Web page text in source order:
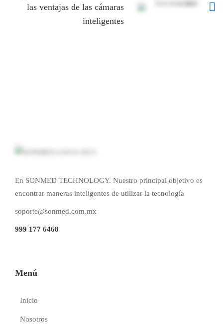
las ventajas de las cámaras
inteligentes
En SONMED TECHNOLOGY. Nuestro principal objetivo es
encontrar maneras inteligentes de utilizar la tecnología
soporte@sonmed.com.mx
999 177 6468
Menú
Inicio
Nosotros